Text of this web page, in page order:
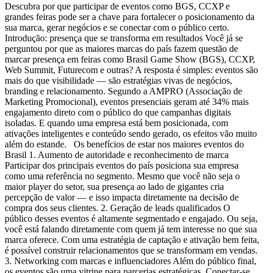
Descubra por que participar de eventos como BGS, CCXP e
grandes feiras pode ser a chave para fortalecer o posicionamento da
sua marca, gerar negócios e se conectar com o público certo.
Introdução: presença que se transforma em resultados Você já se
perguntou por que as maiores marcas do país fazem questão de
marcar presença em feiras como Brasil Game Show (BGS), CCXP,
Web Summit, Futurecom e outras? A resposta é simples: eventos são
mais do que visibilidade — são estratégias vivas de negócios,
branding e relacionamento. Segundo a AMPRO (Associação de
Marketing Promocional), eventos presenciais geram até 34% mais
engajamento direto com o público do que campanhas digitais
isoladas. E quando uma empresa está bem posicionada, com
ativações inteligentes e conteúdo sendo gerado, os efeitos vão muito
além do estande. Os benefícios de estar nos maiores eventos do
Brasil 1. Aumento de autoridade e reconhecimento de marca
Participar dos principais eventos do país posiciona sua empresa
como uma referência no segmento. Mesmo que você não seja o
maior player do setor, sua presença ao lado de gigantes cria
percepção de valor — e isso impacta diretamente na decisão de
compra dos seus clientes. 2. Geração de leads qualificados O
público desses eventos é altamente segmentado e engajado. Ou seja,
você está falando diretamente com quem já tem interesse no que sua
marca oferece. Com uma estratégia de captação e ativação bem feita,
é possível construir relacionamentos que se transformam em vendas.
3. Networking com marcas e influenciadores Além do público final,